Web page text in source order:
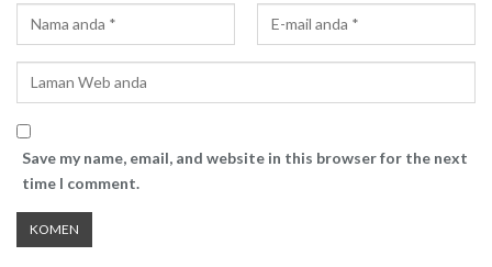
Save my name, email, and website in this browser for the next
time I comment.